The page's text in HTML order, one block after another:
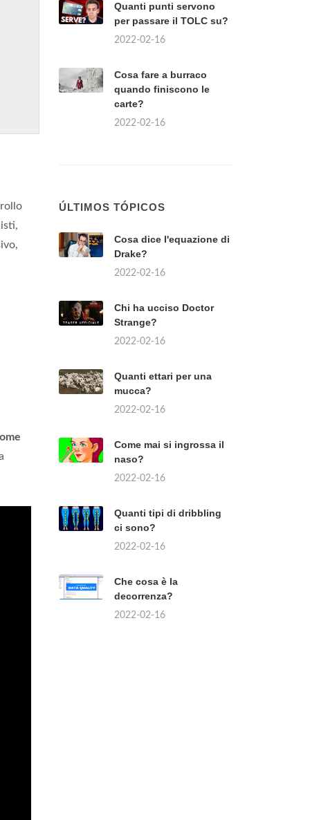
Quanti punti servono
per passare il TOLC su?
2022-02-16
Cosa fare a burraco
quando finiscono le
carte?
2022-02-16
ÚLTIMOS TÓPICOS
Cosa dice l'equazione di
Drake?
2022-02-16
Chi ha ucciso Doctor
Strange?
2022-02-16
Quanti ettari per una
mucca?
2022-02-16
Come mai si ingrossa il
naso?
2022-02-16
Quanti tipi di dribbling
ci sono?
2022-02-16
Che cosa è la
decorrenza?
2022-02-16